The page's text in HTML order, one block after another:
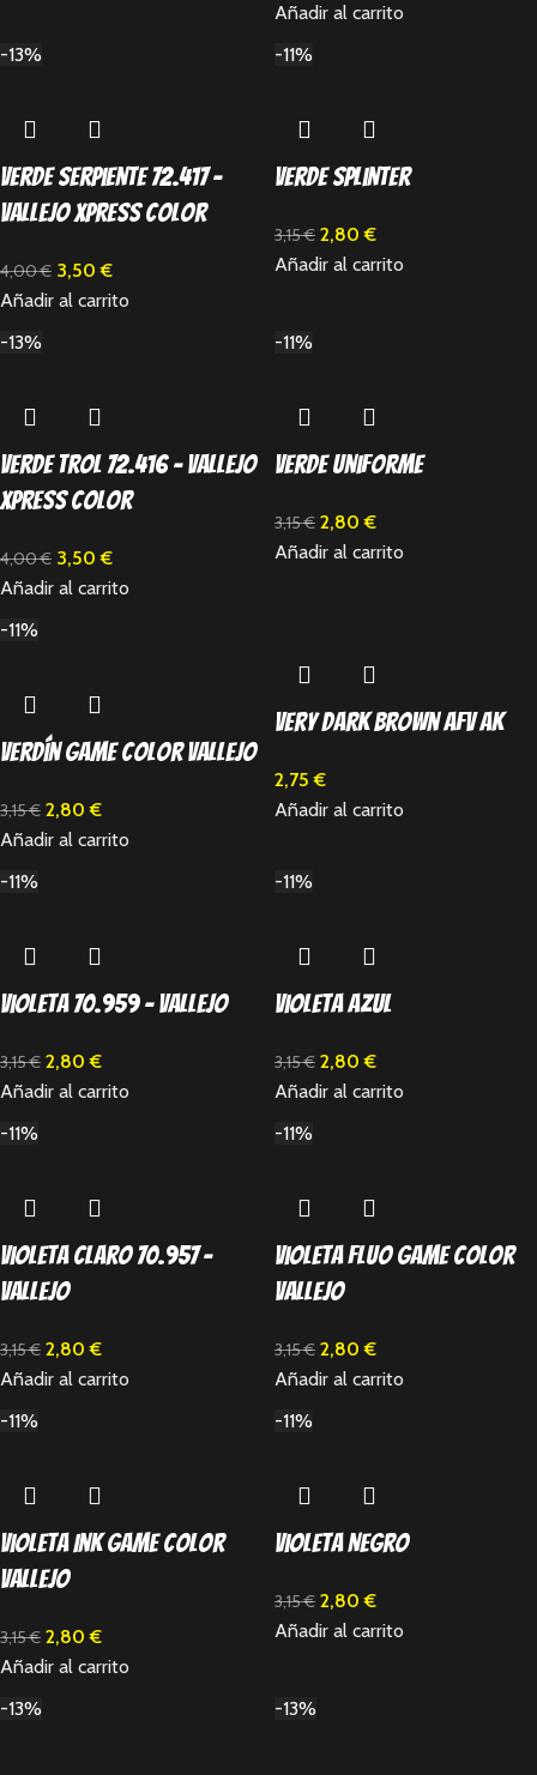
Añadir al carrito
-13%
Verde Serpiente 72.417 –
Vallejo Xpress Color
4,00€ 3,50€
Añadir al carrito
-11%
Verde Splinter
3,15€ 2,80€
Añadir al carrito
-13%
Verde trol 72.416 – Vallejo
Xpress Color
4,00€ 3,50€
Añadir al carrito
-11%
Verde Uniforme
3,15€ 2,80€
Añadir al carrito
-11%
Verdín Game Color Vallejo
3,15€ 2,80€
Añadir al carrito
Very Dark Brown AFV Ak
2,75€
Añadir al carrito
-11%
Violeta 70.959 – Vallejo
3,15€ 2,80€
Añadir al carrito
-11%
Violeta Azul
3,15€ 2,80€
Añadir al carrito
-11%
Violeta Claro 70.957 –
Vallejo
3,15€ 2,80€
Añadir al carrito
-11%
Violeta Fluo Game Color
Vallejo
3,15€ 2,80€
Añadir al carrito
-11%
Violeta Ink Game Color
Vallejo
3,15€ 2,80€
Añadir al carrito
-11%
Violeta Negro
3,15€ 2,80€
Añadir al carrito
-13% -13%